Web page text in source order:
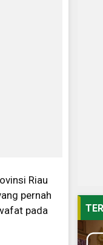
Riau
pernah
pada